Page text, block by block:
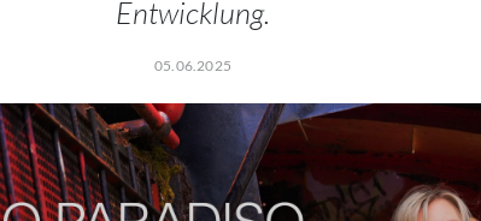
Entwicklung.
05.06.2025